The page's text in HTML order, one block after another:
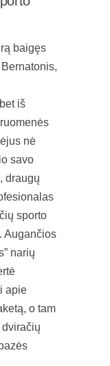
baigęs
iš
nė
savo
draugų
sporto
Augančios
narių
apie
o tam